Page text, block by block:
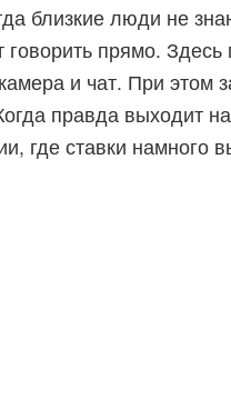
близкие люди не
прямо.
и чат. При этом
правда выходит
где ставки намного